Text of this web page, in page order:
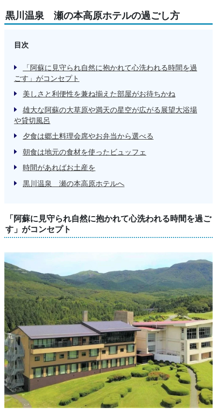
黒川温泉 瀬の本高原ホテルの過ごし方
目次
「阿蘇に見守られ自然に抱かれて心洗われる時間を過
ごす」がコンセプト
美しさと利便性を兼ね揃えた部屋がお待ちかね
雄大な阿蘇の大草原や満天の星空が広がる展望大浴場
や貸切風呂
夕食は郷土料理会席やお弁当から選べる
朝食は地元の食材を使ったビュッフェ
時間があればお土産を
黒川温泉 瀬の本高原ホテルへ
「阿蘇に見守られ自然に抱かれて心洗われる時間を過ご
す」がコンセプト